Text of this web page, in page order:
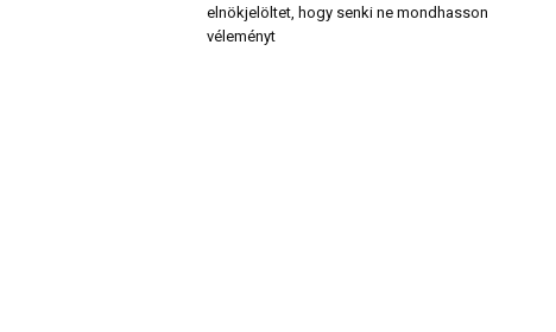
elnökjelöltet, hogy senki ne mondhasson
véleményt